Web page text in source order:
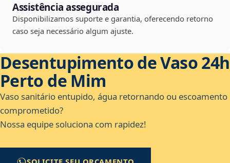
Assistência assegurada
Disponibilizamos suporte e garantia, oferecendo retorno
caso seja necessário algum ajuste.
Desentupimento de Vaso 24h
Perto de Mim
Vaso sanitário entupido, água retornando ou escoamento
comprometido?
Nossa equipe soluciona com rapidez!